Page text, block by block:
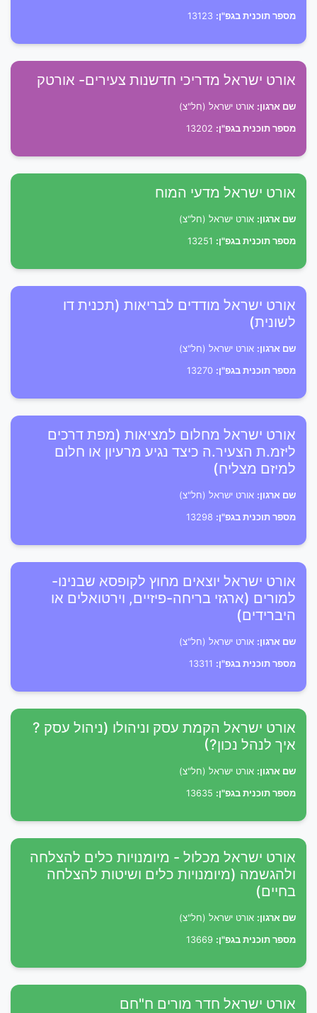
מספר תוכנית בגפ"ן:
אורט ישראל מדריכי חדשנות צעירים- אורטק
שם ארגון: אורט ישראל (חל"צ)
מספר תוכנית בגפ"ן:
אורט ישראל מדעי המוח
שם ארגון: אורט ישראל (חל"צ)
מספר תוכנית בגפ"ן:
אורט ישראל מודדים לבריאות (תכנית דו
לשונית)
שם ארגון: אורט ישראל (חל"צ)
מספר תוכנית בגפ"ן:
אורט ישראל מחלום למציאות (מפת דרכים
ליזמ.ת הצעיר.ה כיצד נגיע מרעיון או חלום
למיזם מצליח)
שם ארגון: אורט ישראל (חל"צ)
מספר תוכנית בגפ"ן:
אורט ישראל יוצאים מחוץ לקופסא שבנינו-
למורים (ארגזי בריחה-פיזיים, וירטואלים או
היברידים)
שם ארגון: אורט ישראל (חל"צ)
מספר תוכנית בגפ"ן:
אורט ישראל הקמת עסק וניהולו (ניהול עסק ?
איך לנהל נכון?)
שם ארגון: אורט ישראל (חל"צ)
מספר תוכנית בגפ"ן:
אורט ישראל מכלול - מיומנויות כלים להצלחה
ולהגשמה (מיומנויות כלים ושיטות להצלחה
בחיים)
שם ארגון: אורט ישראל (חל"צ)
מספר תוכנית בגפ"ן:
אורט ישראל חדר מורים ח"חם